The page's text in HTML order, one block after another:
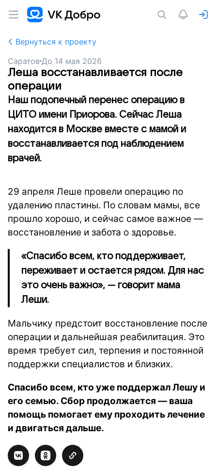
Вернуться к проекту
Саратов До 14 мая 2026
Леша восстанавливается после
операции
Наш подопечный перенес операцию в
ЦИТО имени Приорова. Сейчас Леша
находится в Москве вместе с мамой и
восстанавливается под наблюдением
врачей.
29 апреля Леше провели операцию по
удалению пластины. По словам мамы, все
прошло хорошо, и сейчас самое важное —
восстановление и забота о здоровье.
«Спасибо всем, кто поддерживает,
переживает и остается рядом. Для нас
это очень важно», — говорит мама
Леши.
Мальчику предстоит восстановление после
операции и дальнейшая реабилитация. Это
время требует сил, терпения и постоянной
поддержки специалистов и близких.
Спасибо всем, кто уже поддержал Лешу и
его семью. Сбор продолжается — ваша
помощь помогает ему проходить лечение
и двигаться дальше.